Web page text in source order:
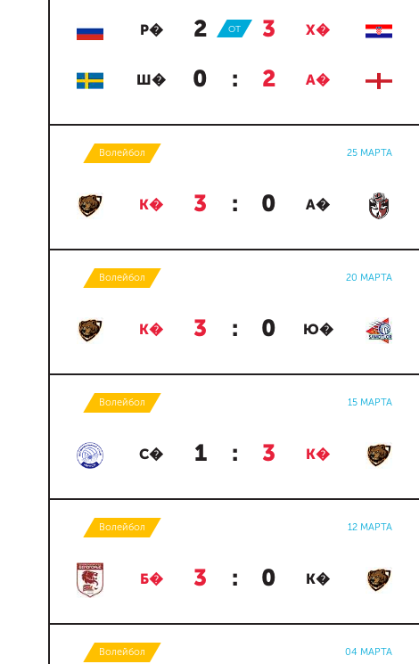
Р� 2 : 3 Х�
ОТ
Ш� 0 : 2 А�
Волейбол 25 МАРТА
К� 3 : 0 А�
Волейбол 20 МАРТА
К� 3 : 0 Ю�
Волейбол 15 МАРТА
С� 1 : 3 К�
Волейбол 12 МАРТА
Б� 3 : 0 К�
Волейбол 04 МАРТА